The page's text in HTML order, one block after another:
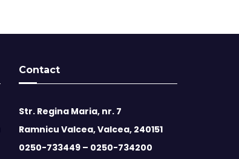
Contact
Str. Regina Maria, nr. 7
Ramnicu Valcea, Valcea, 240151
0250-733449 – 0250-734200